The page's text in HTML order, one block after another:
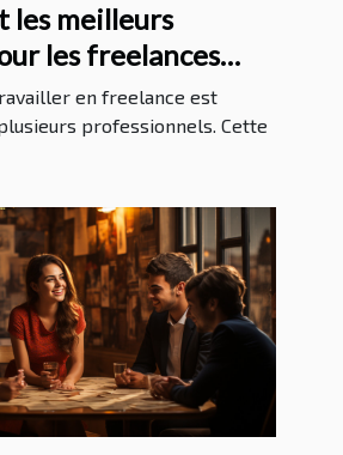
les meilleurs
les freelances
?
en freelance est
professionnels. Cette